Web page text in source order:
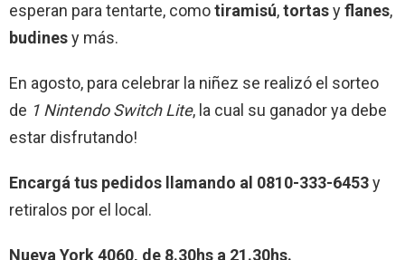
esperan para tentarte, comotiramisú,tortasyflanes,
budinesy más.
En agosto, para celebrar la niñez se realizó el sorteo
de 1 Nintendo Switch Lite, la cual su ganador ya debe
estar disfrutando!
Encargá tus pedidos llamando al 0810-333-6453y
retiralos por el local.
Nueva York 4060, de 8.30hs a 21.30hs.